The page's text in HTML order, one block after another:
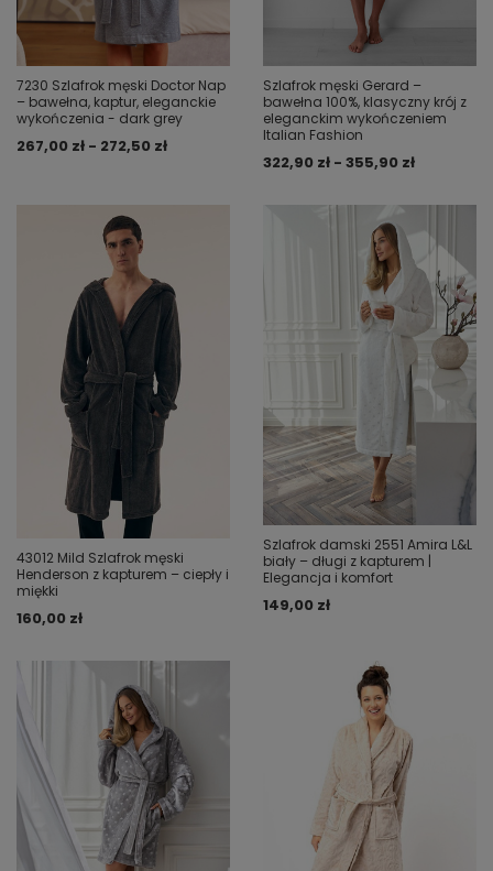
7230 Szlafrok męski Doctor Nap
– bawełna, kaptur, eleganckie
wykończenia - dark grey
267,00 zł - 272,50 zł
Szlafrok męski Gerard –
bawełna 100%, klasyczny krój z
eleganckim wykończeniem
Italian Fashion
322,90 zł - 355,90 zł
43012 Mild Szlafrok męski
Henderson z kapturem – ciepły i
miękki
160,00 zł
Szlafrok damski 2551 Amira L&L
biały – długi z kapturem |
Elegancja i komfort
149,00 zł